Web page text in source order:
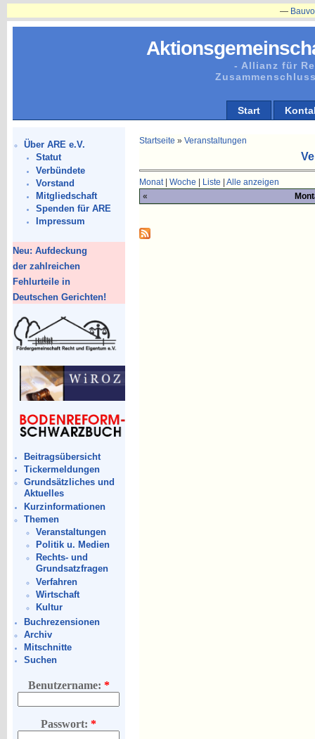
- Allianz für
Start
Über ARE e.V.
Statut
Verbündete
Vorstand
Mitgliedschaft
Spenden für ARE
Impressum
Neu: Aufdeckung
der zahlreichen
Fehlurteile in
Deutschen Gerichten!
Beitragsübersicht
Tickermeldungen
Grundsätzliches und
Aktuelles
Kurzinformationen
Themen
Veranstaltungen
Politik u. Medien
Rechts- und
Grundsatzfragen
Verfahren
Wirtschaft
Kultur
Buchrezensionen
Archiv
Mitschnitte
Suchen
Benutzername: *
Passwort:*
Startseite » Veranstaltungen
Monat| Woche Liste
Alle anzeigen
«